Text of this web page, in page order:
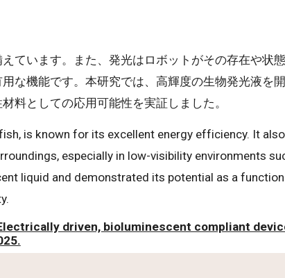
ています。また、発光はロボットがその存在や状
な機能です。本研究では、高輝度の生物発光液を
料としての応用可能性を実証しました。
is known for its excellent energy efficiency. It
especially in low-visibility environments
liquid and demonstrated its potential as a
Electrically driven, bioluminescent compliant